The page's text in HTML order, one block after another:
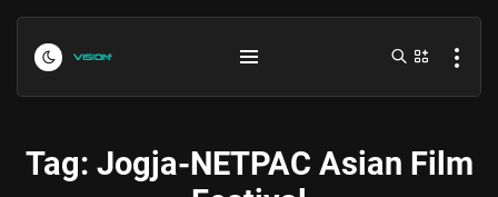
Tag: Jogja-NETPAC Asian Film